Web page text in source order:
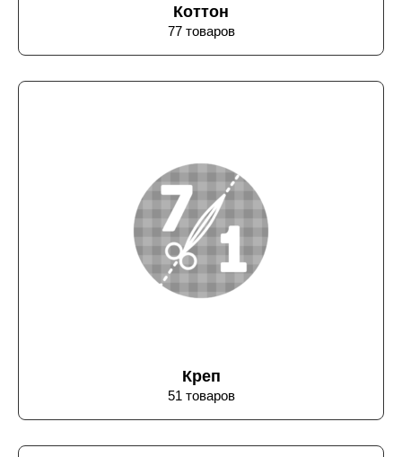
Коттон
77 товаров
Креп
51 товаров